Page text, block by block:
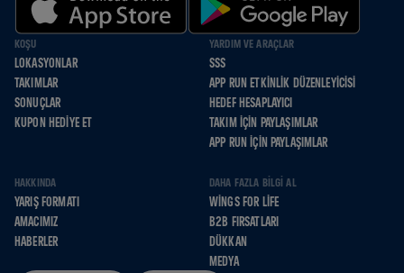
KOŞU
LOKASYONLAR
TAKIMLAR
SONUÇLAR
KUPON HEDIYE ET
YARDIM VE ARAÇLAR
SSS
APP RUN ETKINLIK DÜZENLEYICISI
HEDEF HESAPLAYICI
TAKIM İÇIN PAYLAŞIMLAR
APP RUN İÇIN PAYLAŞIMLAR
HAKKINDA
YARIŞ FORMATI
AMACIMIZ
HABERLER
DAHA FAZLA BILGI AL
WINGS FOR LIFE
B2B FIRSATLARI
DÜKKAN
MEDYA